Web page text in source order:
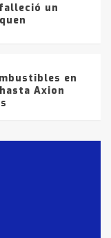
un
en
Axion